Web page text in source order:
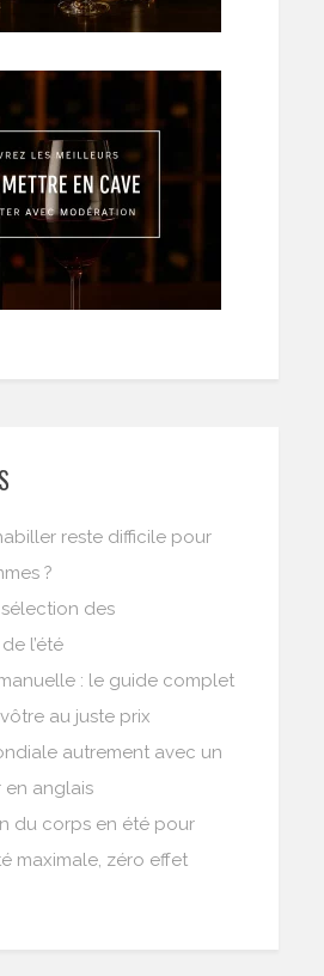
reste difficile pour
?
des
l’été
: le guide complet
au juste prix
autrement avec un
en anglais
du corps en été pour
maximale, zéro effet